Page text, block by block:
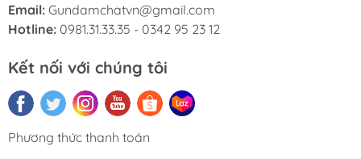
Email: Gundamchatvn@gmail.com
Hotline: 0981.31.33.35 - 0342 95 23 12
Kết nối với chúng tôi
Phương thức thanh toán